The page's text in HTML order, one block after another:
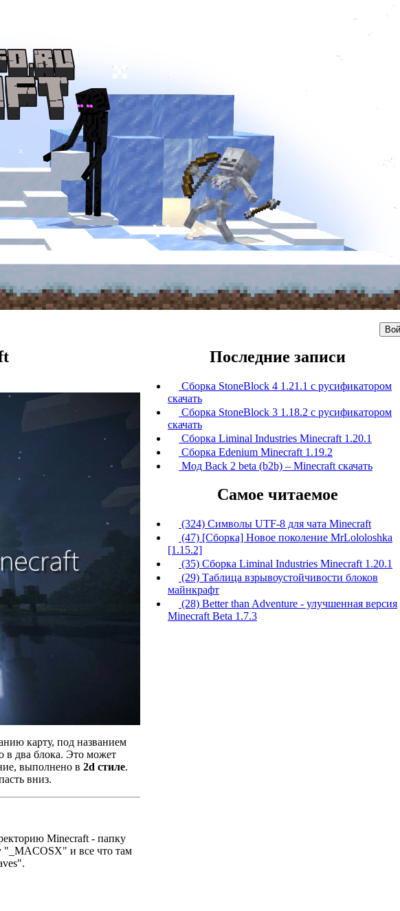
карту, под названием
в два блока. Это может
выполнено в 2d стиле.
вниз.
Minecraft - папку
"_MACOSX" и все что там
Последние записи
Сборка StoneBlock 4 1.21.1 с русификатором
скачать
Сборка StoneBlock 3 1.18.2 с русификатором
скачать
Сборка Liminal Industries Minecraft 1.20.1
Сборка Edenium Minecraft 1.19.2
Мод Back 2 beta (b2b) – Minecraft скачать
Самое читаемое
(324) Символы UTF-8 для чата Minecraft
(47) [Сборка] Новое поколение MrLololoshka
[1.15.2]
(35) Сборка Liminal Industries Minecraft 1.20.1
(29) Таблица взрывоустойчивости блоков
майнкрафт
(28) Better than Adventure - улучшенная версия
Minecraft Beta 1.7.3